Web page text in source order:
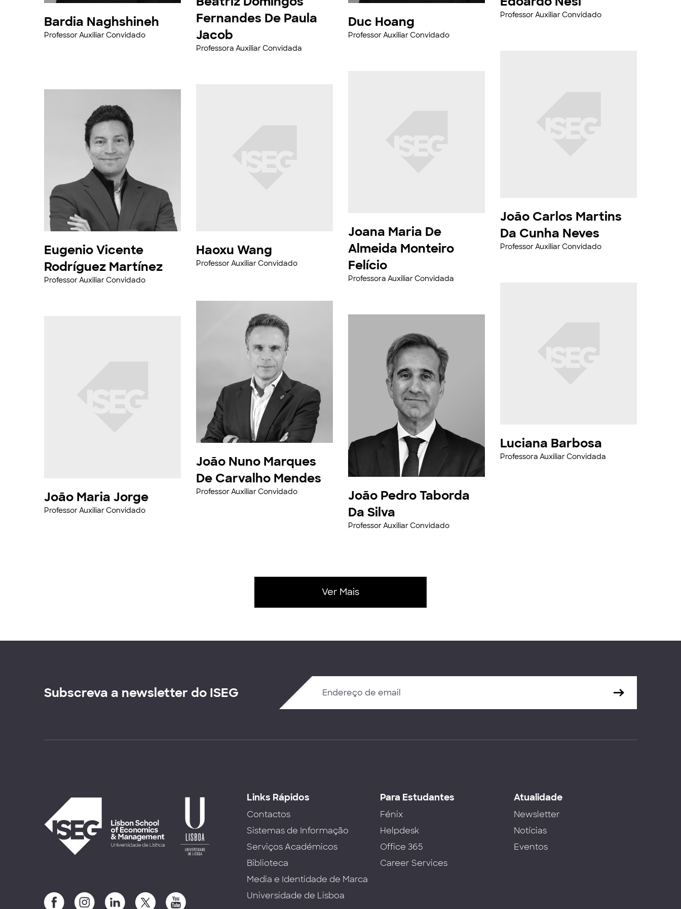
Bardia Naghshineh
Professor Auxiliar Convidado
Eugenio Vicente
Rodríguez Martínez
Professor Auxiliar Convidado
João Maria Jorge
Professor Auxiliar Convidado
Fernandes De Paula
Jacob
Professora Auxiliar Convidada
Haoxu Wang
Professor Auxiliar Convidado
João Nuno Marques
De Carvalho Mendes
Professor Auxiliar Convidado
Duc Hoang
Professor Auxiliar Convidado
Joana Maria De
Almeida Monteiro
Felício
Professora Auxiliar Convidada
João Pedro Taborda
Da Silva
Professor Auxiliar Convidado
Professor Auxiliar Convidado
João Carlos Martins
Da Cunha Neves
Professor Auxiliar Convidado
Luciana Barbosa
Professora Auxiliar Convidada
Ver Mais
Subscreva a newsletter do ISEG
Links Rápidos
Contactos
Sistemas de Informação
Serviços Académicos
Biblioteca
Media e Identidade de Marca
Universidade de Lisboa
Para Estudantes
Fénix
Helpdesk
Office 365
Career Services
Atualidade
Newsletter
Notícias
Eventos